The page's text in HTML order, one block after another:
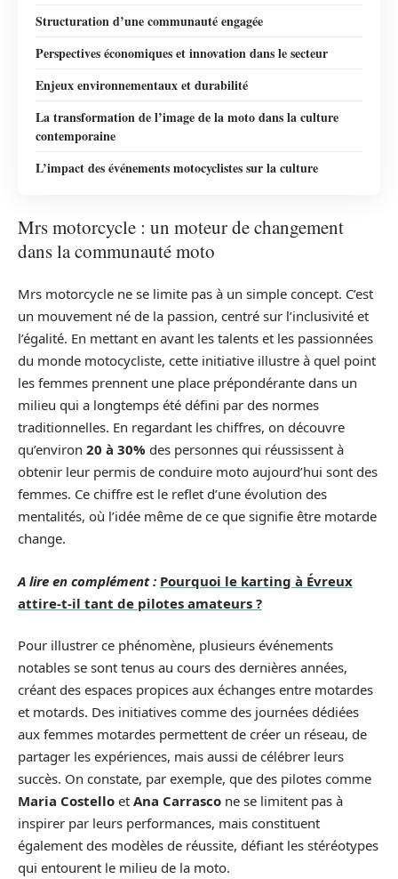
Structuration d’une communauté engagée
Perspectives économiques et innovation dans le secteur
Enjeux environnementaux et durabilité
La transformation de l’image de la moto dans la culture
contemporaine
L’impact des événements motocyclistes sur la culture
Mrs motorcycle : un moteur de changement
dans la communauté moto
Mrs motorcycle ne se limite pas à un simple concept. C’est
un mouvement né de la passion, centré sur l’inclusivité et
l’égalité. En mettant en avant les talents et les passionnées
du monde motocycliste, cette initiative illustre à quel point
les femmes prennent une place prépondérante dans un
milieu qui a longtemps été défini par des normes
traditionnelles. En regardant les chiffres, on découvre
qu’environ 20 à 30% des personnes qui réussissent à
obtenir leur permis de conduire moto aujourd’hui sont des
femmes. Ce chiffre est le reflet d’une évolution des
mentalités, où l’idée même de ce que signifie être motarde
change.
A lire en complément : Pourquoi le karting à Évreux
attire-t-il tant de pilotes amateurs ?
Pour illustrer ce phénomène, plusieurs événements
notables se sont tenus au cours des dernières années,
créant des espaces propices aux échanges entre motardes
et motards. Des initiatives comme des journées dédiées
aux femmes motardes permettent de créer un réseau, de
partager les expériences, mais aussi de célébrer leurs
succès. On constate, par exemple, que des pilotes comme
Maria Costello et Ana Carrasco ne se limitent pas à
inspirer par leurs performances, mais constituent
également des modèles de réussite, défiant les stéréotypes
qui entourent le milieu de la moto.